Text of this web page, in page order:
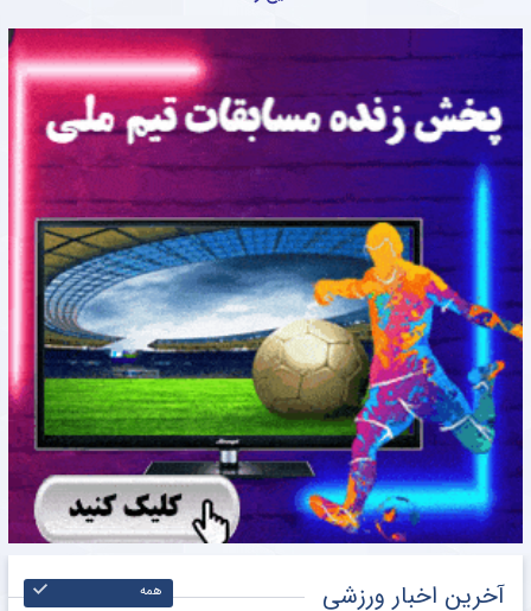
آخرین اخبار ورزشی همه